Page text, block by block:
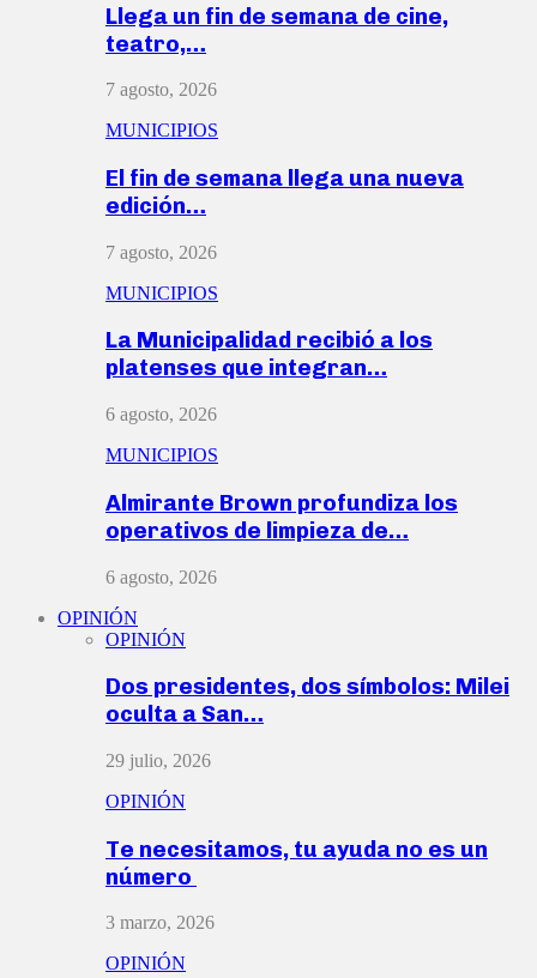
Llega un fin de semana de cine,
teatro,…
7 agosto, 2026
MUNICIPIOS
El fin de semana llega una nueva
edición…
7 agosto, 2026
MUNICIPIOS
La Municipalidad recibió a los
platenses que integran…
6 agosto, 2026
MUNICIPIOS
Almirante Brown profundiza los
operativos de limpieza de…
6 agosto, 2026
OPINIÓN
OPINIÓN
Dos presidentes, dos símbolos: Milei
oculta a San…
29 julio, 2026
OPINIÓN
Te necesitamos, tu ayuda no es un
número
3 marzo, 2026
OPINIÓN